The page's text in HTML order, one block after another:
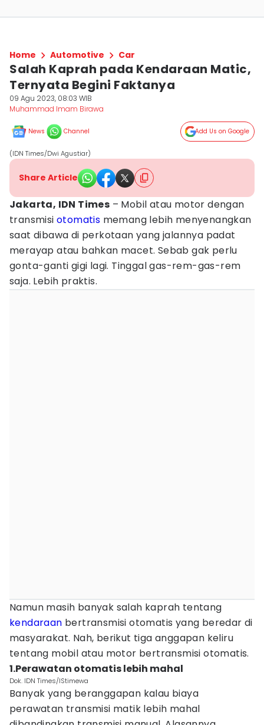
Home Automotive Car
Salah Kaprah pada Kendaraan Matic,
Ternyata Begini Faktanya
09 Agu 2023, 08:03 WIB
Muhammad Imam Birawa
News Channel Add Us on Google
(IDN Times/Dwi Agustiar)
Share Article
Jakarta, IDN Times – Mobil atau motor dengan
transmisiotomatis memang lebih menyenangkan
saat dibawa di perkotaan yang jalannya padat
merayap atau bahkan macet. Sebab gak perlu
gonta-ganti gigi lagi. Tinggal gas-rem-gas-rem
saja. Lebih praktis.
Namun masih banyak salah kaprah tentang
kendaraan bertransmisi otomatis yang beredar di
masyarakat. Nah, berikut tiga anggapan keliru
tentang mobil atau motor bertransmisi otomatis.
1.Perawatan otomatis lebih mahal
Dok. IDN Times/IStimewa
Banyak yang beranggapan kalau biaya
perawatan transmisi matik lebih mahal